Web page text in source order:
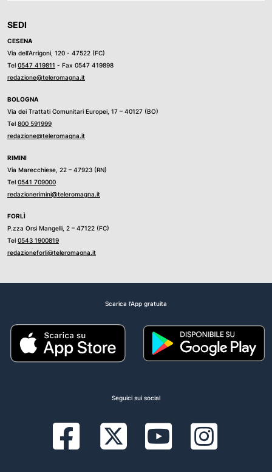
SEDI
CESENA
Via dell’Arrigoni, 120 - 47522 (FC)
Tel 0547 419811 - Fax 0547 419898
redazione@teleromagna.it
BOLOGNA
Via dei Trattati Comunitari Europei, 17 – 40127 (BO)
Tel 800 591999
redazione@teleromagna.it
RIMINI
Via Marecchiese, 22 – 47923 (RN)
Tel 0541 709000
redazionerimini@teleromagna.it
FORLÌ
P.zza Orsi Mangelli, 2 – 47122 (FC)
Tel 0543 1900819
redazioneforli@teleromagna.it
Scarica l'App gratuita
Seguici sui social